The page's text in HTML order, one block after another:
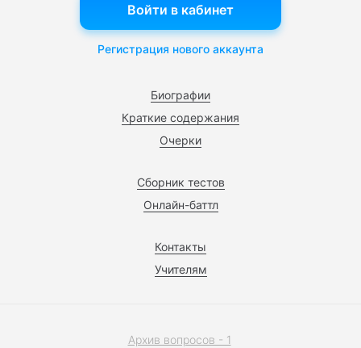
Биографии
Краткие содержания
Очерки
Сборник тестов
Онлайн-баттл
Контакты
Учителям
Войти в кабинет
Регистрация нового аккаунта
Архив вопросов - 1